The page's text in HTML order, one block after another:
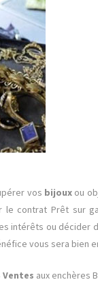
vos bijouxou
le contrat Prêt sur
intérêts ou
vous sera bien
Ventes aux enchères